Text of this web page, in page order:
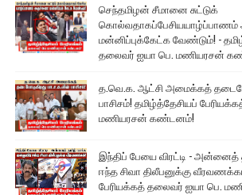
செந்தமிழன் சீமானை சுட்டுக்
கொல்வதாகப்பேசியயாழ்ப்பாணம்
மன்னிப்புக்கேட்க வேண்டும்! -
தலைவர் ஐயா பெ. மணியரசன்
த.வெ.க. ஆட்சி அமைக்கத்
பாசிசம்! தமிழ்த்தேசியப்
மணியரசன் கண்டனம்!
இந்திப் பேயை விரட்டி - அன்னைத்
ஈந்த சிவா திலீபனுக்கு
பேரியக்கத் தலைவர் ஐயா பெ.